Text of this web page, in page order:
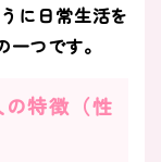
に日常生活を
つです。
特徴（性